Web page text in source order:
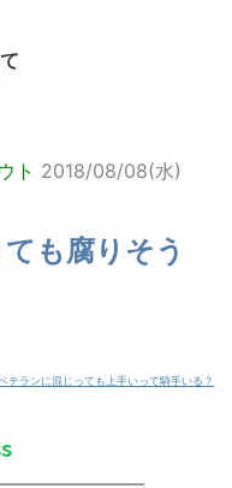
ト 2018/08/08(水)
も腐りそう
テランに混じっても上手いって騎手いる？